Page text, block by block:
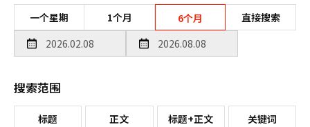
一个星期 1个月 6个月 直接搜索
搜索范围
标题 正文 标题+正文 关键词